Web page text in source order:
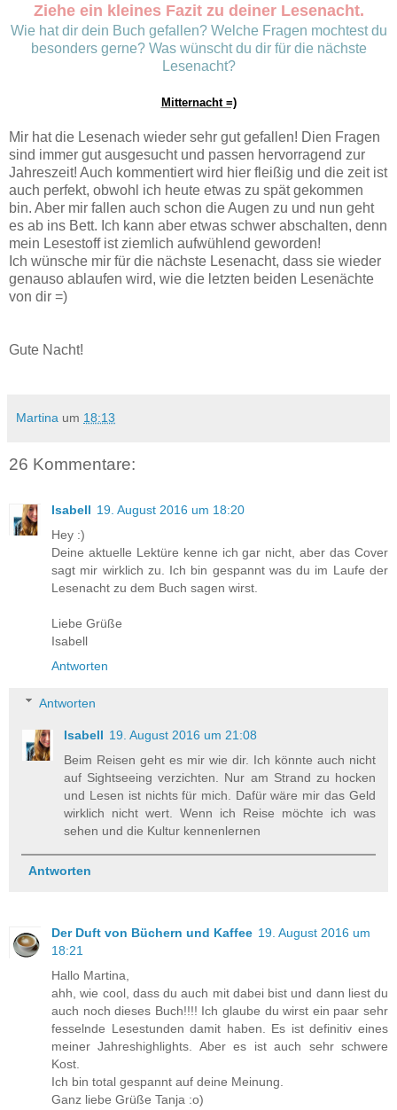
Ziehe ein kleines Fazit zu deiner Lesenacht.
Wie hat dir dein Buch gefallen? Welche Fragen mochtest du
besonders gerne? Was wünscht du dir für die nächste
Lesenacht?
Mitternacht =)
Mir hat die Lesenach wieder sehr gut gefallen! Dien Fragen
sind immer gut ausgesucht und passen hervorragend zur
Jahreszeit! Auch kommentiert wird hier fleißig und die zeit ist
auch perfekt, obwohl ich heute etwas zu spät gekommen
bin. Aber mir fallen auch schon die Augen zu und nun geht
es ab ins Bett. Ich kann aber etwas schwer abschalten, denn
mein Lesestoff ist ziemlich aufwühlend geworden!
Ich wünsche mir für die nächste Lesenacht, dass sie wieder
genauso ablaufen wird, wie die letzten beiden Lesenächte
von dir =)
Gute Nacht!
Martina um 18:13
26 Kommentare:
Isabell 19. August 2016 um 18:20
Hey :)
Deine aktuelle Lektüre kenne ich gar nicht, aber das Cover
sagt mir wirklich zu. Ich bin gespannt was du im Laufe der
Lesenacht zu dem Buch sagen wirst.
Liebe Grüße
Isabell
Antworten
Antworten
Isabell 19. August 2016 um 21:08
Beim Reisen geht es mir wie dir. Ich könnte auch nicht
auf Sightseeing verzichten. Nur am Strand zu hocken
und Lesen ist nichts für mich. Dafür wäre mir das Geld
wirklich nicht wert. Wenn ich Reise möchte ich was
sehen und die Kultur kennenlernen
Antworten
Der Duft von Büchern und Kaffee 19. August 2016 um
18:21
Hallo Martina,
ahh, wie cool, dass du auch mit dabei bist und dann liest du
auch noch dieses Buch!!!! Ich glaube du wirst ein paar sehr
fesselnde Lesestunden damit haben. Es ist definitiv eines
meiner Jahreshighlights. Aber es ist auch sehr schwere
Kost.
Ich bin total gespannt auf deine Meinung.
Ganz liebe Grüße Tanja :o)